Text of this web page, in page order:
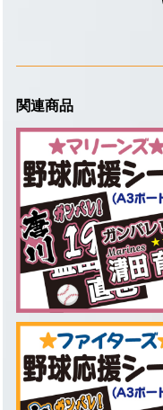
関連商品